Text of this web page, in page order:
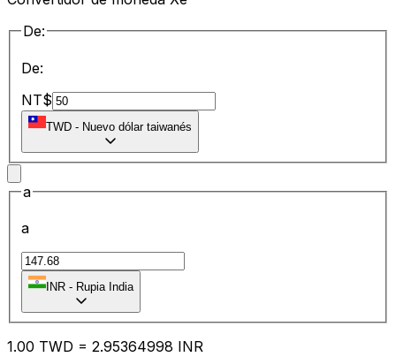
De:
De:
NT$
TWD - Nuevo dólar taiwanés
a
a
INR - Rupia India
1.00 TWD = 2.95364998 INR